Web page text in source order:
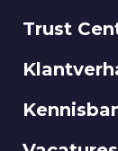
Trust